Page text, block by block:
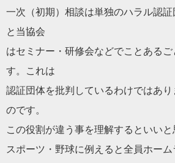
一次（初期）相談は単独のハラル認証
と当協会
はセミナー・研修会などでことあるご
す。これは
認証団体を批判しているわけではあり
のです。
この役割が違う事を理解するといいと
スポーツ・野球に例えると全員ホー